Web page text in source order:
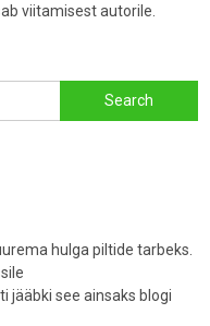
viitamisest autorile.
hulga piltide tarbeks.
jääbki see ainsaks blogi